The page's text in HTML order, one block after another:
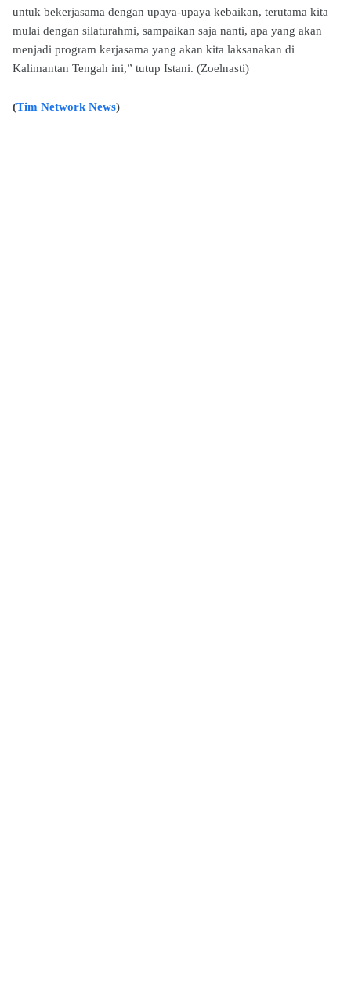
untuk bekerjasama dengan upaya-upaya kebaikan, terutama kita
mulai dengan silaturahmi, sampaikan saja nanti, apa yang akan
menjadi program kerjasama yang akan kita laksanakan di
Kalimantan Tengah ini,” tutup Istani. (Zoelnasti)
(Tim Network News)